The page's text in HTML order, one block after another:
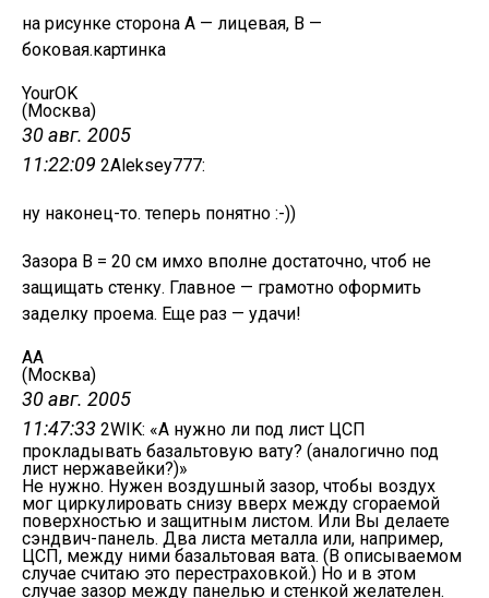
на рисунке сторона А — лицевая, В —
боковая.картинка
YourOK
(Москва)
30 авг. 2005
11:22:09 2Aleksey777:
ну наконец-то. теперь понятно :-))
Зазора В = 20 см имхо вполне достаточно, чтоб не
защищать стенку. Главное — грамотно оформить
заделку проема. Еще раз — удачи!
АА
(Москва)
30 авг. 2005
11:47:33 2WIK: «А нужно ли под лист ЦСП
прокладывать базальтовую вату? (аналогично под
лист нержавейки?)»
Не нужно. Нужен воздушный зазор, чтобы воздух
мог циркулировать снизу вверх между сгораемой
поверхностью и защитным листом. Или Вы делаете
сэндвич-панель. Два листа металла или, например,
ЦСП, между ними базальтовая вата. (В описываемом
случае считаю это перестраховкой.) Но и в этом
случае зазор между панелью и стенкой желателен.